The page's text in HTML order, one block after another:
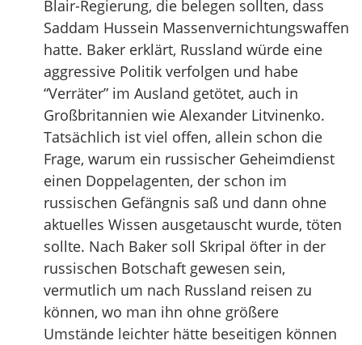
Blair-Regierung, die belegen sollten, dass
Saddam Hussein Massenvernichtungswaffen
hatte. Baker erklärt, Russland würde eine
aggressive Politik verfolgen und habe
“Verräter” im Ausland getötet, auch in
Großbritannien wie Alexander Litvinenko.
Tatsächlich ist viel offen, allein schon die
Frage, warum ein russischer Geheimdienst
einen Doppelagenten, der schon im
russischen Gefängnis saß und dann ohne
aktuelles Wissen ausgetauscht wurde, töten
sollte. Nach Baker soll Skripal öfter in der
russischen Botschaft gewesen sein,
vermutlich um nach Russland reisen zu
können, wo man ihn ohne größere
Umstände leichter hätte beseitigen können